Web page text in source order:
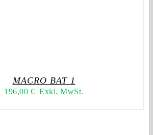
MACRO BAT 1
196,00 € Exkl. MwSt.